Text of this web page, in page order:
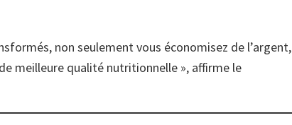
non seulement vous économisez de l’argent,
meilleure qualité nutritionnelle », affirme le